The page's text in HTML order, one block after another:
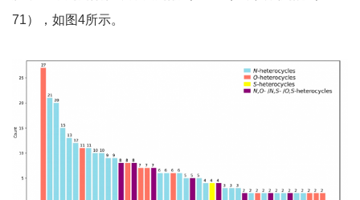
71），如图4所示。